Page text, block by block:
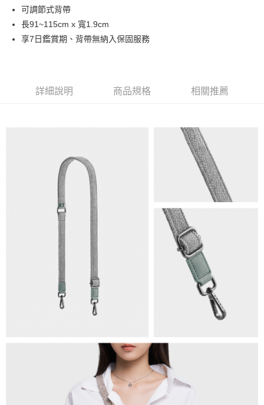
悠遊付
Google Pay
【大哥付你分期使用說明】
3.實際核准額度、可分期數及費用金額請依後續交易確認頁面所載為準。
4.訂單成立30分鐘內，如未前往確認交易或遇審核未通過，訂單將自動取
消。如遇「轉專審核」未通過狀況，表示未達大哥付你分期系統評分，恕無
法說明評估內容。
【繳款方式說明】
1.分期款項不併入電信帳單，「大哥付你分期」於每月結算日後寄送繳費提
2.透過簡訊連結打開帳單後，可選擇「超商條碼／台灣大直營門市／銀行轉
帳／街口支付／iPASS MONEY」等通路繳費。
1.本服務係由「台灣大哥大股份有限公司」（以下簡稱本公司）所提供，讓
用戶於交易時，得透過本服務購買商品或服務，並由商店將買賣／分期付款
買賣價金債權讓與本公司後，依約使用本公司帳單繳交帳款。
2.基於同意付款使用「大哥付你分期」之契約關係目的，商店將以您的個人
資料（包含姓名、電話或地址）提供予台灣大哥大進項蒐集、處理及利用，
由本公司與您本人進行分期帳單所需資料之確認、核對及更正。
付款後全家取貨
每筆NT$80，滿NT$1,500(含以上)免運費
萊爾富取貨付款
每筆NT$80，滿NT$1,500(含以上)免運費
付款後萊爾富取貨
每筆NT$80，滿NT$1,500(含以上)免運費
7-11取貨付款
每筆NT$80，滿NT$1,500(含以上)免運費
每筆NT$100，滿NT$1,500(含以上)免運費
可調節式背帶
長91~115cm x 寬1.9cm
享7日鑑賞期、背帶無納入保固服務
詳細說明 商品規格 相關推薦